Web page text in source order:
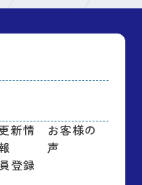
新情
お客様の
声
登録